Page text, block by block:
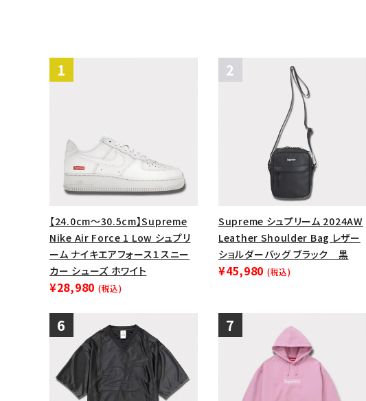
【24.0cm～30.5cm】Supreme
Nike Air Force 1 Low シュプリ
ーム ナイキエアフォース１スニー
カー シューズ ホワイト
¥28,980 (税込)
Supreme シュプリーム 2024AW
Leather Shoulder Bag レザー
ショルダーバッグ ブラック 黒
¥45,980 (税込)